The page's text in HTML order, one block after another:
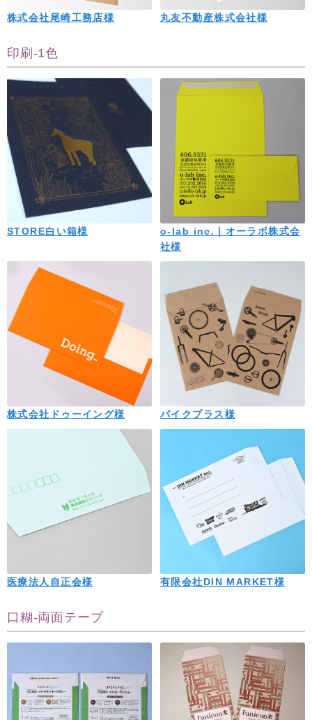
株式会社尾崎工務店様 丸友不動産株式会社様
印刷-1色
STORE白い箱様
o-lab inc.｜オーラボ株式会
社様
株式会社ドゥーイング様 バイクプラス様
医療法人自正会様 有限会社DIN MARKET様
口糊-両面テープ